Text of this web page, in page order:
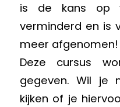
is de kans op
verminderd en is
meer afgenomen!
Deze cursus
gegeven. Wil je
kijken of je